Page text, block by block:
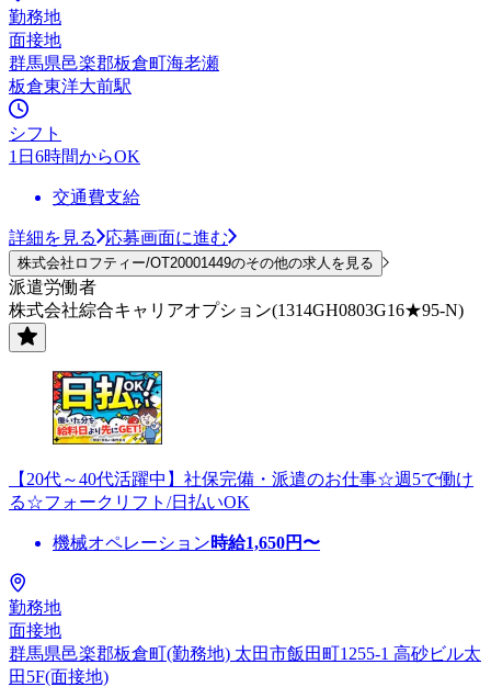
勤務地
面接地
群馬県邑楽郡板倉町海老瀬
板倉東洋大前駅
シフト
1日6時間からOK
交通費支給
詳細を見る 応募画面に進む
株式会社ロフティー/OT20001449のその他の求人を見る
派遣労働者
株式会社綜合キャリアオプション(1314GH0803G16★95-N)
【20代～40代活躍中】社保完備・派遣のお仕事☆週5で働け
る☆フォークリフト/日払いOK
機械オペレーション時給1,650円〜
勤務地
面接地
群馬県邑楽郡板倉町(勤務地) 太田市飯田町1255-1 高砂ビル太
田5F(面接地)